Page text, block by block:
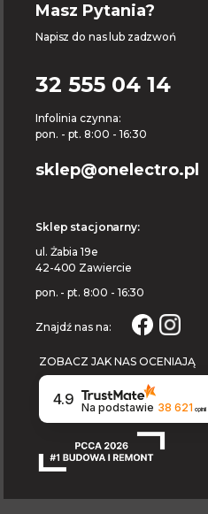
Masz Pytania?
Napisz do nas lub zadzwoń
32 555 04 14
Infolinia czynna:
pon. - pt. 8:00 - 16:30
sklep@onelectro.pl
Sklep stacjonarny:
ul. Żabia 19e
42-400 Zawiercie
pon. - pt. 8:00 - 16:30
Znajdź nas na:
ZOBACZ JAK NAS OCENIAJĄ
4.9 Na podstawie 38 621 opinii